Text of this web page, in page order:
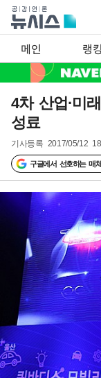
메인 랭킹
4차 산업·미
성료
기사등록 2017/05/12
구글에서 선호하는 매